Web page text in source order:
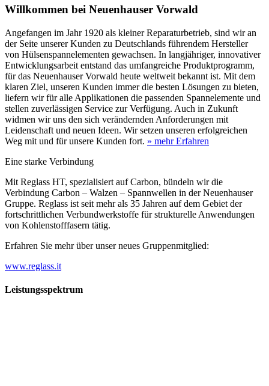
Willkommen bei Neuenhauser Vorwald
Angefangen im Jahr 1920 als kleiner Reparaturbetrieb, sind wir an
der Seite unserer Kunden zu Deutschlands führendem Hersteller
von Hülsenspannelementen gewachsen. In langjähriger, innovativer
Entwicklungsarbeit entstand das umfangreiche Produktprogramm,
für das Neuenhauser Vorwald heute weltweit bekannt ist. Mit dem
klaren Ziel, unseren Kunden immer die besten Lösungen zu bieten,
liefern wir für alle Applikationen die passenden Spannelemente und
stellen zuverlässigen Service zur Verfügung. Auch in Zukunft
widmen wir uns den sich verändernden Anforderungen mit
Leidenschaft und neuen Ideen. Wir setzen unseren erfolgreichen
Weg mit und für unsere Kunden fort. » mehr Erfahren
Eine starke Verbindung
Mit Reglass HT, spezialisiert auf Carbon, bündeln wir die
Verbindung Carbon – Walzen – Spannwellen in der Neuenhauser
Gruppe. Reglass ist seit mehr als 35 Jahren auf dem Gebiet der
fortschrittlichen Verbundwerkstoffe für strukturelle Anwendungen
von Kohlenstofffasern tätig.
Erfahren Sie mehr über unser neues Gruppenmitglied:
www.reglass.it
Leistungsspektrum